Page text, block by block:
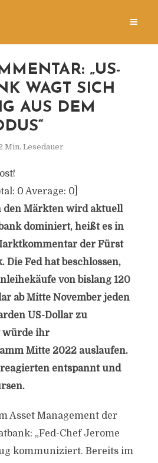
„US-
WAGT SICH
AUS DEM
Min. Lesedauer
0 Average: 0]
den Märkten wird aktuell
dominiert, heißt es in
der Fürst
Die Fed hat beschlossen,
von bislang 120
ab Mitte November jeden
US-Dollar zu
würde ihr
Mitte 2022 auslaufen.
entspannt und
Asset Management der
„Fed-Chef Jerome
kommuniziert. Bereits im